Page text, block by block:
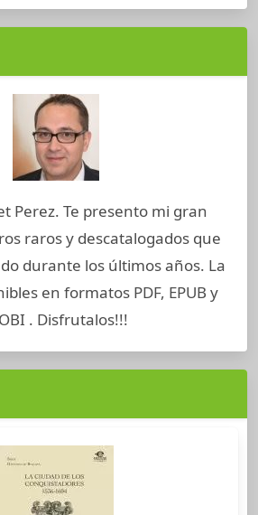
Perez. Te presento mi gran
raros y descatalogados que
durante los últimos años. La
en formatos PDF, EPUB y
. Disfrutalos!!!